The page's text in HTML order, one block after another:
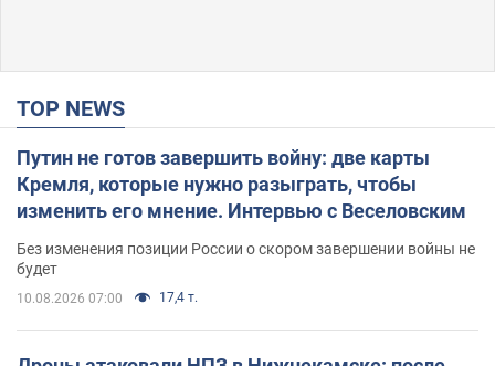
TOP NEWS
Путин не готов завершить войну: две карты
Кремля, которые нужно разыграть, чтобы
изменить его мнение. Интервью с Веселовским
Без изменения позиции России о скором завершении войны не
будет
10.08.2026 07:00 17,4 т.